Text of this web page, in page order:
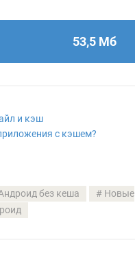
53,5 Мб
и кэш
с кэшем?
без кеша
Новые